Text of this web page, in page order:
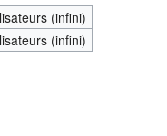
(infini)
(infini)